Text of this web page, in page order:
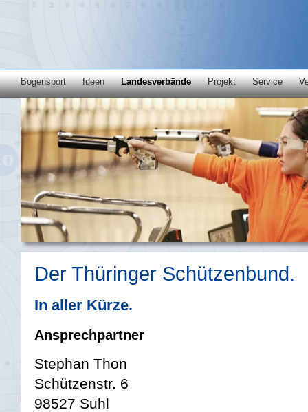
Bogensport Ideen Landesverbände Projekt Service
Der Thüringer Schützenbund.
In aller Kürze.
Ansprechpartner
Stephan Thon
Schützenstr. 6
98527 Suhl